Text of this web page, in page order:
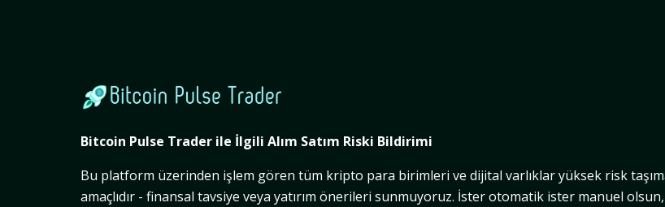
Bitcoin Pulse Trader ile İlgili Alım Satım Riski Bildirimi
Bu platform üzerinden işlem gören tüm kripto para birimleri ve dijital varlıklar yüksek risk
amaçlıdır - finansal tavsiye veya yatırım önerileri sunmuyoruz. İster otomatik ister manuel olsun,